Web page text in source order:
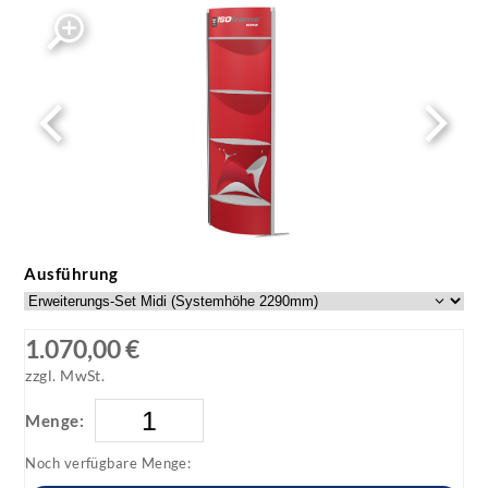
ISOframe wave ovales Tisch-Modul als
Erweiterungsset mit Druck
ISOframe wave ovales Tisch-Modul als Erweiterungsset
Ausführung
1.070,00 €
zzgl. MwSt.
Menge:
Noch verfügbare Menge: